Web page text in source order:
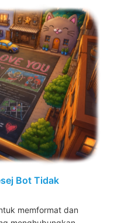
Bot Tidak
memformat dan